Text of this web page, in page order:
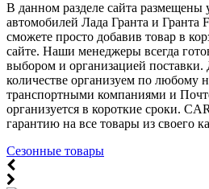
В данном разделе сайта размещены
автомобилей Лада Гранта и Гранта
сможете просто добавив товар в
сайте. Наши менеджеры всегда
выбором и организацией поставки.
количестве организуем по любому
транспортными компаниями и
организуется в короткие сроки.
гарантию на все товары из своего
Сезонные товары